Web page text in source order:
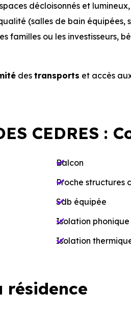
décloisonnés et
(salles de bain équipées,
familles ou les investisseurs,
des transports et accès
CEDRES :
Balcon
Proche structures
Sdb équipée
Isolation phonique
Isolation
résidence